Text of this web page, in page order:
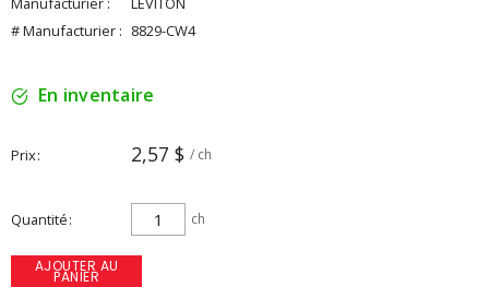
# Manufacturier : 8829-CW4
En inventaire
Prix 2,57 $ / ch
Quantité ch
AJOUTER AU
PANIER